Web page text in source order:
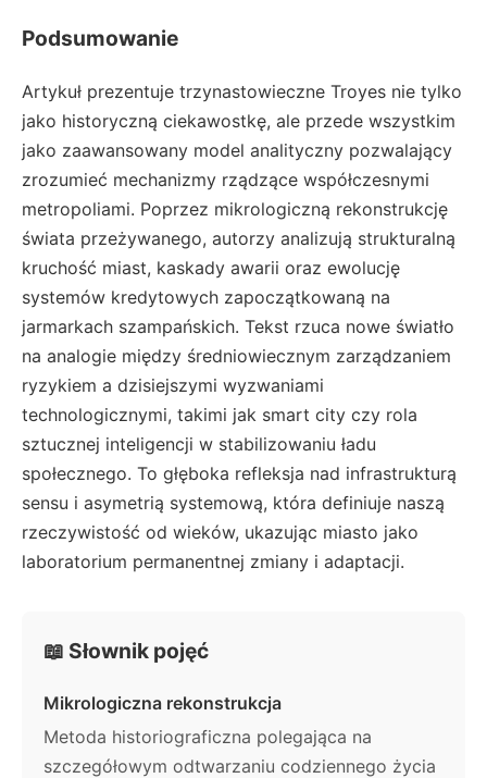
Podsumowanie
Artykuł prezentuje trzynastowieczne Troyes nie tylko
jako historyczną ciekawostkę, ale przede wszystkim
jako zaawansowany model analityczny pozwalający
zrozumieć mechanizmy rządzące współczesnymi
metropoliami. Poprzez mikrologiczną rekonstrukcję
świata przeżywanego, autorzy analizują strukturalną
kruchość miast, kaskady awarii oraz ewolucję
systemów kredytowych zapoczątkowaną na
jarmarkach szampańskich. Tekst rzuca nowe światło
na analogie między średniowiecznym zarządzaniem
ryzykiem a dzisiejszymi wyzwaniami
technologicznymi, takimi jak smart city czy rola
sztucznej inteligencji w stabilizowaniu ładu
społecznego. To głęboka refleksja nad infrastrukturą
sensu i asymetrią systemową, która definiuje naszą
rzeczywistość od wieków, ukazując miasto jako
laboratorium permanentnej zmiany i adaptacji.
📖 Słownik pojęć
Mikrologiczna rekonstrukcja
Metoda historiograficzna polegająca na
szczegółowym odtwarzaniu codziennego życia